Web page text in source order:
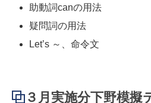
助動詞canの用法
疑問詞の用法
Let’s ～、命令文
３月実施分下野模擬